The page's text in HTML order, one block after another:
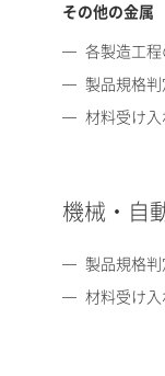
その他の金属
各製造工
製品規格
材料受け
機械・自
製品規格判
材料受け